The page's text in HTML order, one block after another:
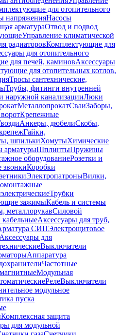
для отопительного
напряженияНасосы
арматураОтвод и подвод
Управление климатической
радиаторовКомплектующие для
для отопительного
для печей, каминовАксессуары
для отопительных котлов,
Тросы сантехнические,
Трубы, фитинги внутренней
наружной канализацииЛюки
МеталлопрокатСваиЗаборы,
Крепежные
Анкеры, дюбелиСкобы,
Гайки,
шпилькиХомутыХимические
арматурыШплинтыПружины
оборудованиеРозетки и
звонкиКоробки
ЭлектропатроныВилки,
Трубки
зажимыКабель и системы
металлорукавСиловой
Аксессуары для труб,
СИПЭлектрощитовое
Аксессуары для
Выключатели
Аппаратура
Частотные
Модульная
РелеВыключатели
модульное
пуска
Комплексная защита
для модульной